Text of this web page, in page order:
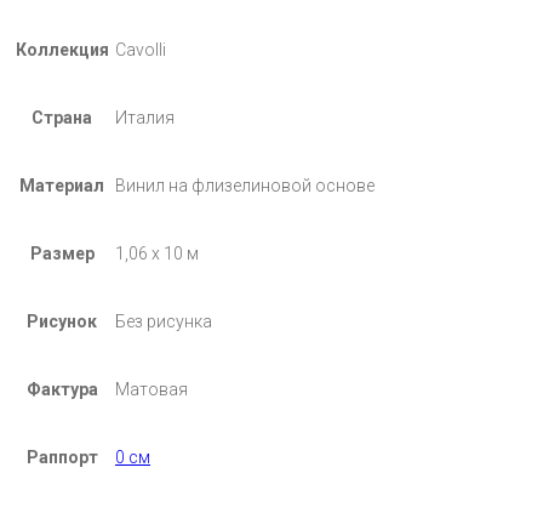
Коллекция Cavolli
Страна Италия
Материал Винил на флизелиновой основе
Размер 1,06 х 10 м
Рисунок Без рисунка
Фактура Матовая
Раппорт 0 см